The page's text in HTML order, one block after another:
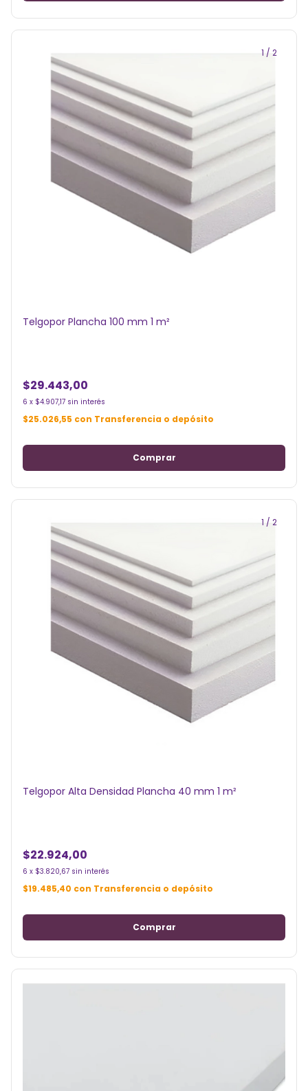
1 / 2
Telgopor Plancha 100 mm 1 m²
$29.443,00
6 x $4.907,17 sin interés
$25.026,55 con Transferencia o depósito
1 / 2
Telgopor Alta Densidad Plancha 40 mm 1 m²
$22.924,00
6 x $3.820,67 sin interés
$19.485,40 con Transferencia o depósito